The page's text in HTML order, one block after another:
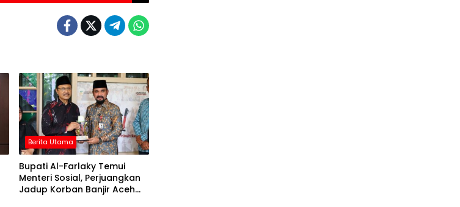
Berita Utama
Bupati Al-Farlaky Temui
Menteri Sosial, Perjuangkan
Jadup Korban Banjir Aceh